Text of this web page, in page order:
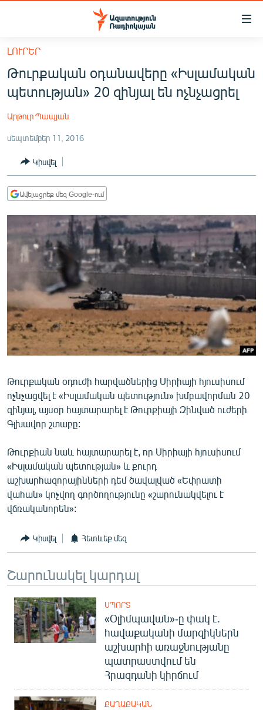
Մատչելիության
հիմնական
բովանդակությանը
Անցնել
հիմնական
մենյուին
ՀԱՅԱՍՏԱՆ
ՔԱՂԱՔԱԿԱՆ
ԸՆՏՐՈՒԹՅՈՒՆՆԵՐ 2026
ԻՐԱՎՈՒՆՔ
ՀԱՍԱՐԱԿՈՒԹՅՈՒՆ
ՏՆՏԵՍՈՒԹՅՈՒՆ
ՊԱՏԵՐԱԶՄԻ 6 ՇԱԲԱԹՆԵՐԸ
ՏԱՐԱԾԱՇՐՋԱՆ
ՄԻՋԱԶԳԱՅԻՆ
ՄՇԱԿՈՒՅԹ
ՍՊՈՐՏ
ՄԵԿՆԱԲԱՆՈՒԹՅՈՒՆ
ՏՏ ԵՒ ԻՆՏԵՐՆԵՏ
ԿՈՐՈՆԱՎԻՐՈՒՍ
ԱՐԽԻՎ
ՏԵՍԱՆՅՈՒԹԵՐ
ՁԳՏԵԼՈՎ ԼԱՎԱԳՈՒՅՆԻՆ
ՓՈԴՔԱՍԹ
Հայերեն
English
«Ազատության» բոլոր կայքերը
ԼՈՒՐԵՐ
Թուրքական օդանավերը «Իսլամական
պետության» 20 զինյալ են ոչնչացրել
Արթուր Պապյան
սեպտեմբեր 11, 2016
Կիսվել
Ավելացրեք մեզ Google-ում
Թուրքական օդուժի հարվածներից Սիրիայի հյուսիսում
ոչնչացվել է «Իսլամական պետություն» խմբավորման 20
զինյալ, այսօր հայտարարել է Թուրքիայի Զինված ուժերի
Գլխավոր շտաբը:
Թուրքիան նաև հայտարարել է, որ Սիրիայի հյուսիսում
«Իսլամական պետության» և քուրդ
աշխարհազորայինների դեմ ծավալված «Եփրատի
վահան» կոչվող գործողությունը «շարունակվելու է
վճռականորեն»:
Կիսվել Հետևեք մեզ
Շարունակել կարդալ
ՍՊՈՐՏ
«Օլիմպավան»-ը փակ է.
հավաքականի մարզիկներն
աշխարհի առաջնությանը
պատրաստվում են
Հրազդանի կիրճում
ՔԱՂԱՔԱԿԱՆ